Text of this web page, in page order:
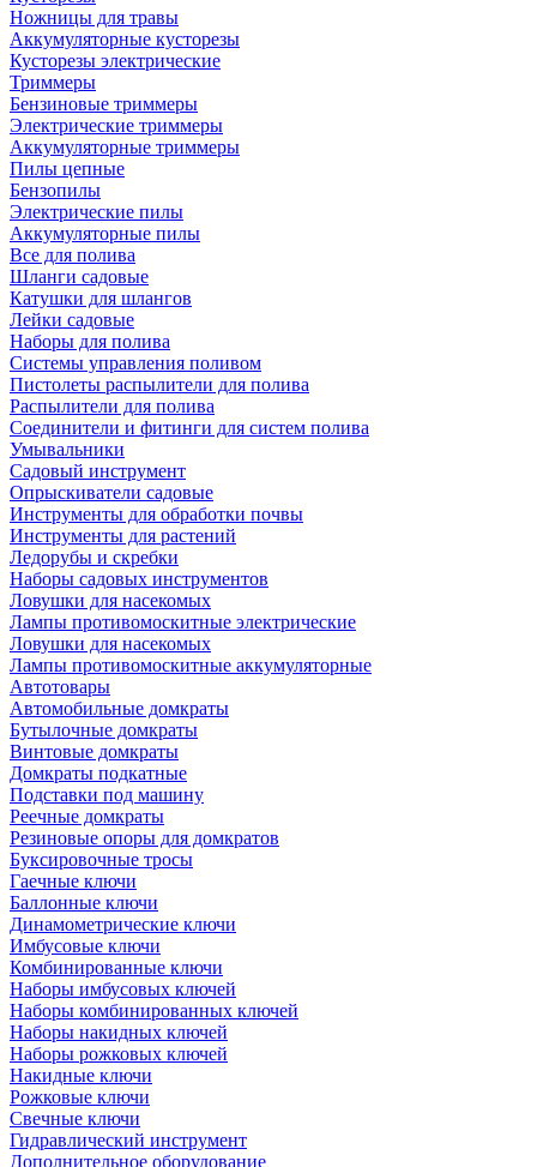
Ножницы для травы
Аккумуляторные кусторезы
Кусторезы электрические
Триммеры
Бензиновые триммеры
Электрические триммеры
Аккумуляторные триммеры
Пилы цепные
Бензопилы
Электрические пилы
Аккумуляторные пилы
Все для полива
Шланги садовые
Катушки для шлангов
Лейки садовые
Наборы для полива
Системы управления поливом
Пистолеты распылители для полива
Распылители для полива
Соединители и фитинги для систем полива
Умывальники
Садовый инструмент
Опрыскиватели садовые
Инструменты для обработки почвы
Инструменты для растений
Ледорубы и скребки
Наборы садовых инструментов
Ловушки для насекомых
Лампы противомоскитные электрические
Ловушки для насекомых
Лампы противомоскитные аккумуляторные
Автотовары
Автомобильные домкраты
Бутылочные домкраты
Винтовые домкраты
Домкраты подкатные
Подставки под машину
Реечные домкраты
Резиновые опоры для домкратов
Буксировочные тросы
Гаечные ключи
Баллонные ключи
Динамометрические ключи
Имбусовые ключи
Комбинированные ключи
Наборы имбусовых ключей
Наборы комбинированных ключей
Наборы накидных ключей
Наборы рожковых ключей
Накидные ключи
Рожковые ключи
Свечные ключи
Гидравлический инструмент
Дополнительное оборудование